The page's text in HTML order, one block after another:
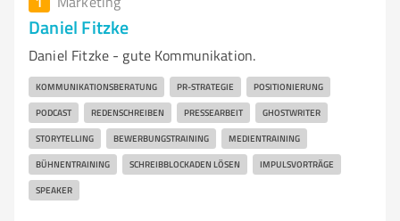
Daniel Fitzke
Daniel Fitzke - gute Kommunikation.
KOMMUNIKATIONSBERATUNG PR-STRATEGIE POSITIONIERUNG
PODCAST REDENSCHREIBEN PRESSEARBEIT GHOSTWRITER
STORYTELLING BEWERBUNGSTRAINING MEDIENTRAINING
BÜHNENTRAINING SCHREIBBLOCKADEN LÖSEN IMPULSVORTRÄGE
SPEAKER